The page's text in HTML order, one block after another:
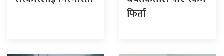
फिर्ता